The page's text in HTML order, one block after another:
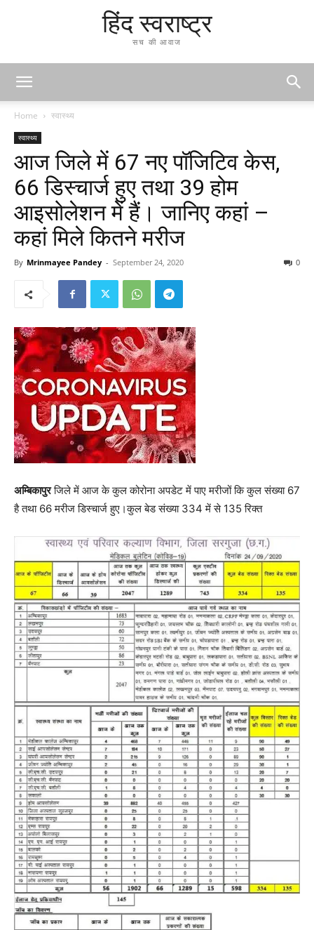
हिंद स्वराष्ट्र
सच की आवाज
Home स्वास्थ्य
स्वास्थ्य
आज जिले में 67 नए पॉजिटिव केस,
66 डिस्चार्ज हुए तथा 39 होम
आइसोलेशन में हैं। जानिए कहां –
कहां मिले कितने मरीज
By Mrinmayee Pandey - September 24, 2020 0
अम्बिकापुरजिले में आज के कुल कोरोना अपडेट में पाए मरीजों कि कुल संख्या 67
है तथा 66 मरीज डिस्चार्ज हुए।कुल बेड संख्या 334 में से 135 रिक्त